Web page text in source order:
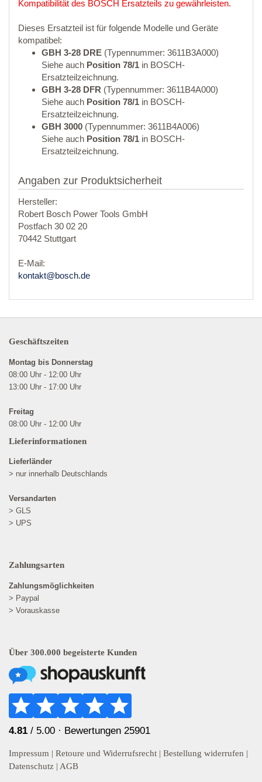
Kompatibilität des BOSCH Ersatzteils zu gewährleisten.
Dieses Ersatzteil ist für folgende Modelle und Geräte
kompatibel:
GBH 3-28 DRE (Typennummer: 3611B3A000)
Siehe auch Position 78/1 in BOSCH-
Ersatzteilzeichnung.
GBH 3-28 DFR (Typennummer: 3611B4A000)
Siehe auch Position 78/1 in BOSCH-
Ersatzteilzeichnung.
GBH 3000 (Typennummer: 3611B4A006)
Siehe auch Position 78/1 in BOSCH-
Ersatzteilzeichnung.
Angaben zur Produktsicherheit
Hersteller:
Robert Bosch Power Tools GmbH
Postfach 30 02 20
70442 Stuttgart
E-Mail:
kontakt@bosch.de
Geschäftszeiten
Montag bis Donnerstag
08:00 Uhr - 12:00 Uhr
13:00 Uhr - 17:00 Uhr
Freitag
08:00 Uhr - 12:00 Uhr
Lieferinformationen
Lieferländer
> nur innerhalb Deutschlands
Versandarten
> GLS
> UPS
Zahlungsarten
Zahlungsmöglichkeiten
> Paypal
> Vorauskasse
Über 300.000 begeisterte Kunden
4.81 / 5.00 · Bewertungen 25901
Impressum | Retoure und Widerrufsrecht | Bestellung widerrufen |
Datenschutz | AGB